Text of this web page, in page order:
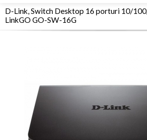
D-Link, Switch Desktop 16 porturi 10/
LinkGO GO-SW-16G